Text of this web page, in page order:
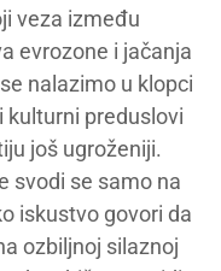
veza između
evrozone i jačanja
nalazimo u klopci
kulturni preduslovi
još ugroženiji.
svodi se samo na
iskustvo govori da
ozbiljnoj silaznoj